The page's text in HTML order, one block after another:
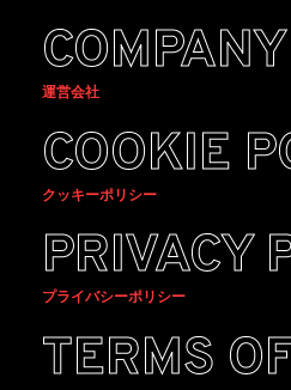
COMPANY
運営会社
COOKIE
クッキーポリシー
PRIVACY
プライバシーポリシー
TERMS